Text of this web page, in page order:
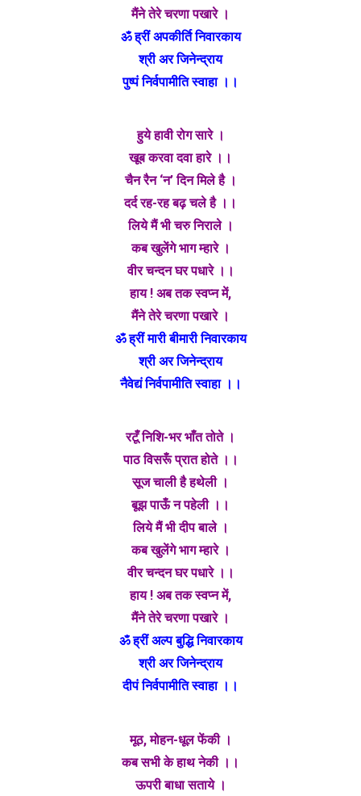
मैंने तेरे चरणा पखारे ।
ॐ ह्रीं अपकीर्ति निवारकाय
श्री अर जिनेन्द्राय
पुष्पं निर्वपामीति स्वाहा ।।
हुये हावी रोग सारे ।
खूब करवा दवा हारे ।।
चैन रैन ‘न’ दिन मिले है ।
दर्द रह-रह बढ़ चले है ।।
लिये मैं भी चरु निराले ।
कब खुलेंगे भाग म्हारे ।
वीर चन्दन घर पधारे ।।
हाय ! अब तक स्वप्न में,
मैंने तेरे चरणा पखारे ।
ॐ ह्रीं मारी बीमारी निवारकाय
श्री अर जिनेन्द्राय
नैवेद्यं निर्वपामीति स्वाहा ।।
रटूँ निशि-भर भाँत तोते ।
पाठ विसरूँ प्रात होते ।।
सूज चाली है हथेली ।
बूझ पाऊँ न पहेली ।।
लिये मैं भी दीप बाले ।
कब खुलेंगे भाग म्हारे ।
वीर चन्दन घर पधारे ।।
हाय ! अब तक स्वप्न में,
मैंने तेरे चरणा पखारे ।
ॐ ह्रीं अल्प बुद्धि निवारकाय
श्री अर जिनेन्द्राय
दीपं निर्वपामीति स्वाहा ।।
मूठ, मोहन-धूल फेंकी ।
कब सभी के हाथ नेकी ।।
ऊपरी बाधा सताये ।